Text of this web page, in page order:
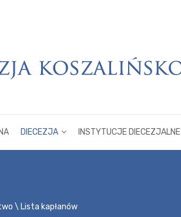
DIECEZJA INSTYTUCJE DIECEZJALNE
Lista kapłanów